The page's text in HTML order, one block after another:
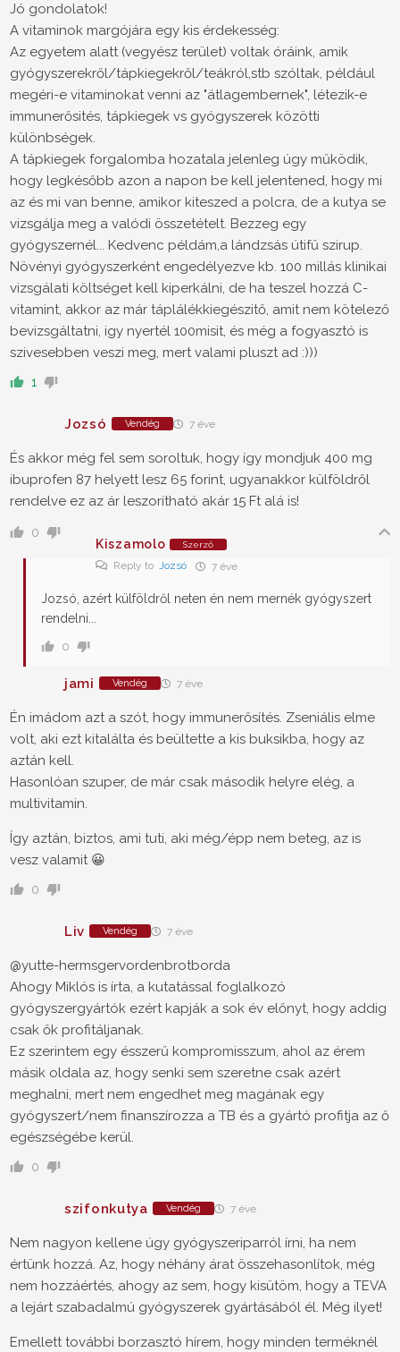
Jó gondolatok!
A vitaminok margójára egy kis érdekesség:
Az egyetem alatt (vegyész terület) voltak óráink, amik
gyógyszerekről/tápkiegekről/teákról,stb szóltak, például
megéri-e vitaminokat venni az "átlagembernek", létezik-e
immunerősités, tápkiegek vs gyógyszerek közötti
különbségek.
A tápkiegek forgalomba hozatala jelenleg úgy működik,
hogy legkésőbb azon a napon be kell jelentened, hogy mi
az és mi van benne, amikor kiteszed a polcra, de a kutya se
vizsgálja meg a valódi összetételt. Bezzeg egy
gyógyszernél... Kedvenc példám,a lándzsás útifű szirup.
Növényi gyógyszerként engedélyezve kb. 100 millás klinikai
vizsgálati költséget kell kiperkálni, de ha teszel hozzá C-
vitamint, akkor az már táplálékkiegészitő, amit nem kötelező
bevizsgáltatni, igy nyertél 100misit, és még a fogyasztó is
szivesebben veszi meg, mert valami pluszt ad :)))
1
Jozsó Vendég 7 éve
És akkor még fel sem soroltuk, hogy így mondjuk 400 mg
ibuprofen 87 helyett lesz 65 forint, ugyanakkor külföldről
rendelve ez az ár leszorítható akár 15 Ft alá is!
0
Kiszamolo
Szerző
Reply to Jozsó 7 éve
Jozsó, azért külföldről neten én nem mernék gyógyszert
rendelni...
0
jami Vendég 7 éve
Én imádom azt a szót, hogy immunerősítés. Zseniális elme
volt, aki ezt kitalálta és beültette a kis buksikba, hogy az
aztán kell.
Hasonlóan szuper, de már csak második helyre elég, a
multivitamin.
Így aztán, biztos, ami tuti, aki még/épp nem beteg, az is
vesz valamit 😀
0
Liv Vendég 7 éve
@yutte-hermsgervordenbrotborda
Ahogy Miklós is írta, a kutatással foglalkozó
gyógyszergyártók ezért kapják a sok év előnyt, hogy addig
csak ők profitáljanak.
Ez szerintem egy ésszerű kompromisszum, ahol az érem
másik oldala az, hogy senki sem szeretne csak azért
meghalni, mert nem engedhet meg magának egy
gyógyszert/nem finanszírozza a TB és a gyártó profitja az ő
egészségébe kerül.
0
szifonkutya Vendég 7 éve
Nem nagyon kellene úgy gyógyszeriparról írni, ha nem
értünk hozzá. Az, hogy néhány árat összehasonlítok, még
nem hozzáértés, ahogy az sem, hogy kisütöm, hogy a TEVA
a lejárt szabadalmú gyógyszerek gyártásából él. Még ilyet!
Emellett további borzasztó hírem, hogy minden terméknél